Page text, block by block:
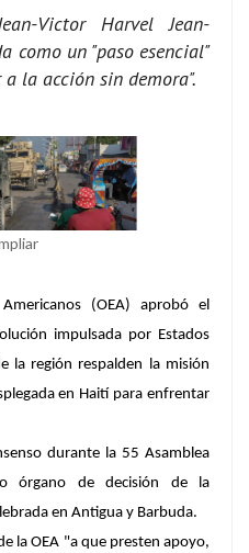
Victor Harvel Jean-
como un "paso esencial"
la acción sin demora".
(OEA) aprobó el
impulsada por Estados
la región respalden la misión
en Haití para enfrentar
durante la 55 Asamblea
órgano de decisión de la
en Antigua y Barbuda.
la OEA "a que presten apoyo,